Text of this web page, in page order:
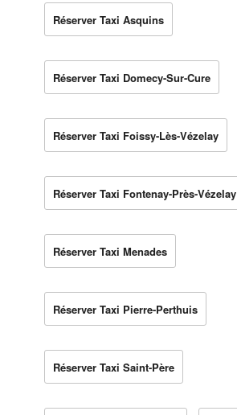
Réserver Taxi Asquins
Réserver Taxi Domecy-Sur-Cure
Réserver Taxi Foissy-Lès-Vézelay
Réserver Taxi Fontenay-Près-Vézelay
Réserver Taxi Menades
Réserver Taxi Pierre-Perthuis
Réserver Taxi Saint-Père